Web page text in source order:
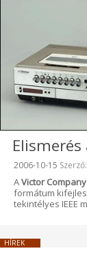
Elismerés
Beküldve:
2006-10-15 Szerző:
AVictor Company
formátum
tekintélyes IEEE
HÍREK